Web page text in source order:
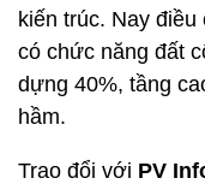
kiến trúc. Nay
có chức năng đất
dựng 40%, tầng
hầm.
Trao đổi với PV